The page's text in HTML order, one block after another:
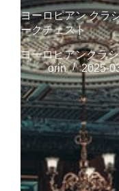
ヨーロピアン クラ
ークチェスト
ヨーロピアンクラ
orin
2025-